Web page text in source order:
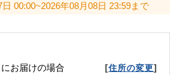
日 00:00~2026年08月08日 23:59まで
にお届けの場合 [住所の変更]